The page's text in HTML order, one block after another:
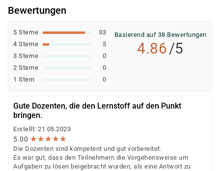
individuellen Prüfung Ihrer persönlichen
Voraussetzungen und Förderfähigkeit.
Bewertungen
5 Sterne
33
4 Sterne
5
3 Sterne
0
2 Sterne
0
1 Stern
0
Basierend auf 38 Bewertungen
4.86/5
Gute Dozenten, die den Lernstoff auf den Punkt
bringen.
Erstellt: 21.05.2023
5.00 ★★★★★
★★★★★
Die Dozenten sind kompetent und gut vorbereitet.
Es war gut, dass den Teilnehmern die Vorgehensweise um
Aufgaben zu lösen beigebracht wurden, als eine Antwort zu